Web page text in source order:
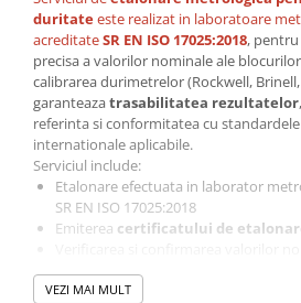
duritateeste realizat in laboratoare
acreditateSR EN ISO 17025:2018,
precisa a valorilor nominale ale
calibrarea durimetrelor (Rockwell,
garanteazatrasabilitatea rezultatelor
referinta si conformitatea cu
internationale aplicabile.
Serviciul include:
Etalonare efectuata in laborator
SR EN ISO 17025:2018
Emiterea certificatului de
Inspectie vizuala si evaluare a starii
Etichetare
VEZI MAI MULT